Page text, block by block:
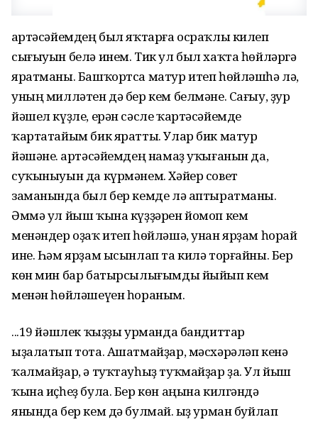
Ҡартәсәйемдең был яҡтарға осраҡлы килеп
сығыуын белә инем. Тик ул был хаҡта һөйләргә
яратманы. Башҡортса матур итеп һөйләшһә лә,
уның милләтен дә бер кем белмәне. Сағыу, ҙур
йәшел күҙле, ерән сәсле ҡартәсәйемде
ҡартатайым бик яратты. Улар бик матур
йәшәне. Ҡартәсәйемдең намаҙ уҡығанын да,
суҡыныуын да күрмәнем. Хәйер совет
заманында был бер кемде лә аптыратманы.
Әммә ул йыш ҡына күҙҙәрен йомоп кем
менәндер оҙаҡ итеп һөйләшә, унан ярҙам һорай
ине. Һәм ярҙам ысынлап та килә торғайны. Бер
көн мин бар батырсылығымды йыйып кем
менән һөйләшеүен һораным.
...19 йәшлек ҡыҙҙы урманда бандиттар
ыҙалатып тота. Ашатмайҙар, мәсхәрәләп кенә
ҡалмайҙар, ә туҡтауһыҙ туҡмайҙар ҙа. Ул йыш
ҡына иҫһеҙ була. Бер көн аңына килгәндә
янында бер кем дә булмай. Ҡыҙ урман буйлап